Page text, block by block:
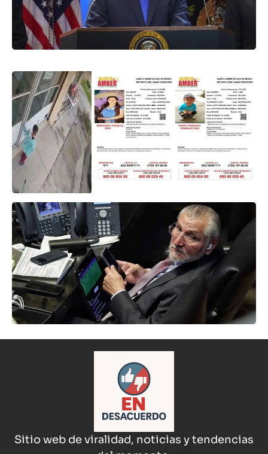
Sitio web de viralidad, noticias y tendencias